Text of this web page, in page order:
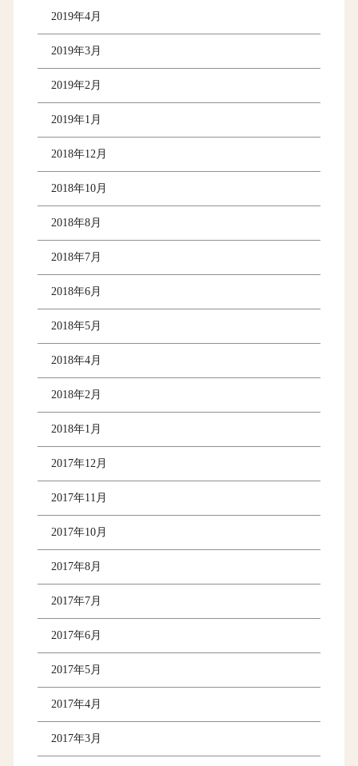
2019年4月
2019年3月
2019年2月
2019年1月
2018年12月
2018年10月
2018年8月
2018年7月
2018年6月
2018年5月
2018年4月
2018年2月
2018年1月
2017年12月
2017年11月
2017年10月
2017年8月
2017年7月
2017年6月
2017年5月
2017年4月
2017年3月